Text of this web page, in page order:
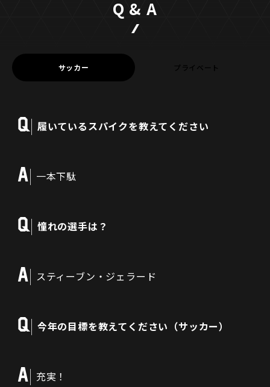
Q & A
サッカー プライベート
Q 履いているスパイクを教えてください
A 一本下駄
Q 憧れの選手は？
A スティーブン・ジェラード
Q 今年の目標を教えてください（サッカー）
A 充実！